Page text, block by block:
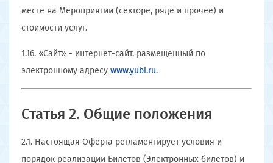
месте на Мероприятии (секторе, ряде и прочее) и
стоимости услуг.
1.16. «Сайт» - интернет-сайт, размещенный по
электронному адресу www.yubi.ru.
Статья 2. Общие положения
2.1. Настоящая Оферта регламентирует условия и
порядок реализации Билетов (Электронных билетов) и